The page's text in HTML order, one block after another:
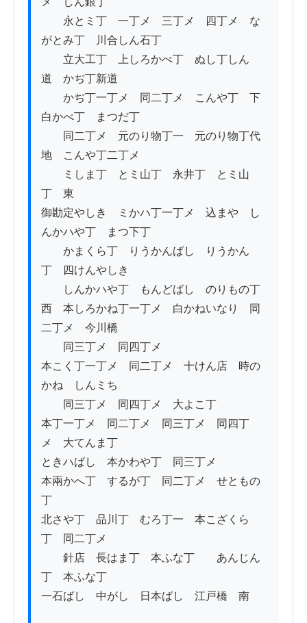
永とミ丁　一丁メ　三丁メ　四丁メ　な
がとみ丁　川合しん石丁
立大工丁　上しろかべ丁　ぬし丁しん
道　かぢ丁新道
かぢ丁一丁メ　同二丁メ　こんや丁　下
白かべ丁　まつだ丁
同二丁メ　元のり物丁一　元のり物丁代
地　こんや丁二丁メ
ミしま丁　とミ山丁　永井丁　とミ山
丁　東
御勘定やしき　ミかハ丁一丁メ　込まや　し
んかハや丁　まつ下丁
かまくら丁　りうかんばし　りうかん
丁　四けんやしき
しんかハや丁　もんどばし　のりもの丁
西　本しろかね丁一丁メ　白かねいなり　同
二丁メ　今川橋
同三丁メ　同四丁メ
本こく丁一丁メ　同二丁メ　十けん店　時の
かね　しんミち
同三丁メ　同四丁メ　大よこ丁
本丁一丁メ　同二丁メ　同三丁メ　同四丁
メ　大てんま丁
ときハばし　本かわや丁　同三丁メ
本兩かへ丁　するが丁　同二丁メ　せともの
丁
北さや丁　品川丁　むろ丁一　本こざくら
丁　同二丁メ
針店　長はま丁　本ふな丁　　あんじん
丁　本ふな丁
一石ばし　中がし　日本ばし　江戸橋　南